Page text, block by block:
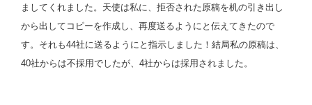
ましてくれました。天使は私に、拒否された原稿を机の引き出し
から出してコピーを作成し、再度送るようにと伝えてきたので
す。それも44社に送るようにと指示しました！結局私の原稿は、
40社からは不採用でしたが、4社からは採用されました。